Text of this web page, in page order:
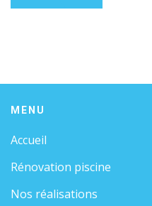
MENU
Accueil
Rénovation piscine
Nos réalisations